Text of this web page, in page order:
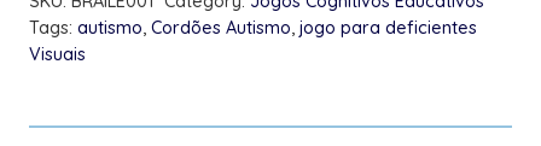
Braille
quantity
Tags: autismo, Cordões Autismo, jogo para deficientes
Visuais